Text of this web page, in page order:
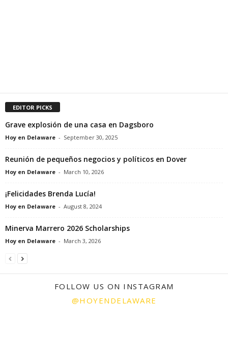
EDITOR PICKS
Grave explosión de una casa en Dagsboro
Hoy en Delaware - September 30, 2025
Reunión de pequeños negocios y políticos en Dover
Hoy en Delaware - March 10, 2026
¡Felicidades Brenda Lucía!
Hoy en Delaware - August 8, 2024
Minerva Marrero 2026 Scholarships
Hoy en Delaware - March 3, 2026
FOLLOW US ON INSTAGRAM
@HOYENDELAWARE